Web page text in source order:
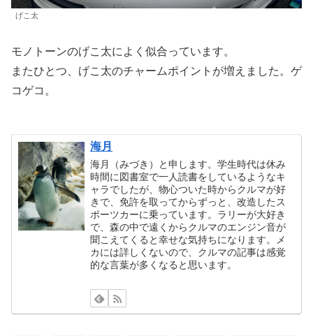
げこ太
モノトーンのげこ太によく似合っています。
またひとつ、げこ太のチャームポイントが増えました。ゲ
コゲコ。
海月
海月（みづき）と申します。学生時代は休み
時間に図書室で一人読書をしているようなキ
ャラでしたが、物心ついた時からクルマが好
きで、免許を取ってからずっと、改造したス
ポーツカーに乗っています。ラリーが大好き
で、森の中で遠くからクルマのエンジン音が
聞こえてくると幸せな気持ちになります。メ
カには詳しくないので、クルマの記事は感覚
的な言葉が多くなると思います。